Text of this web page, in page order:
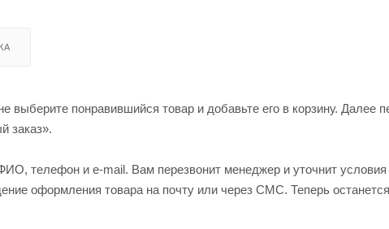
выберите понравившийся товар и добавьте его в корзину. Далее
заказ».
телефон и e-mail. Вам перезвонит менеджер и уточнит условия
оформления товара на почту или через СМС. Теперь